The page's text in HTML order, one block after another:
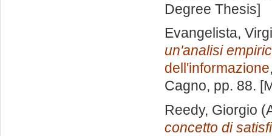
Degree Thesis]
Evangelista,
un'analisi
dell'informazione
Cagno, pp. 88.
Reedy, Giorgio
concetto di